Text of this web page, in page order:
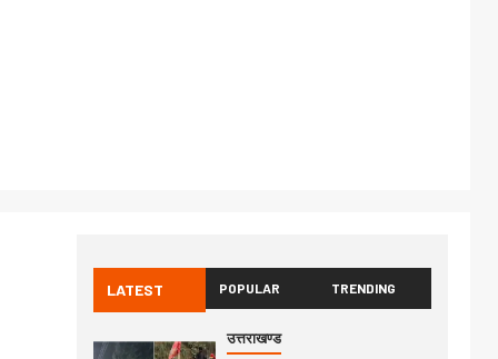
LATEST POPULAR TRENDING
उत्तराखण्ड